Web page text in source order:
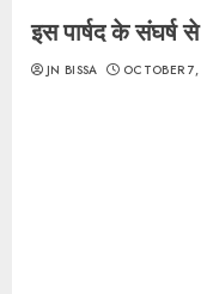
इस पार्षद के संघर्ष
JN BISSA OCTOBER